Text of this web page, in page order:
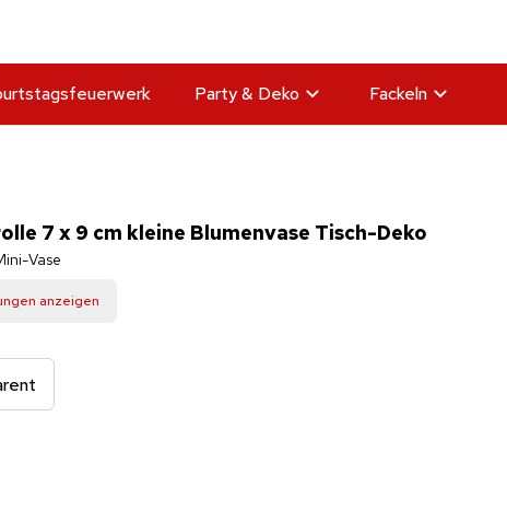
Party & Deko Fackeln
7 x 9 cm kleine Blumenvase Tisch-Deko
Vase
anzeigen